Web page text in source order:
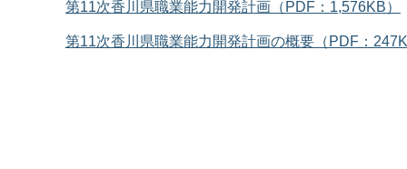
第11次香川県職業能力開発計画（PDF：1,576KB）
第11次香川県職業能力開発計画の概要（PDF：